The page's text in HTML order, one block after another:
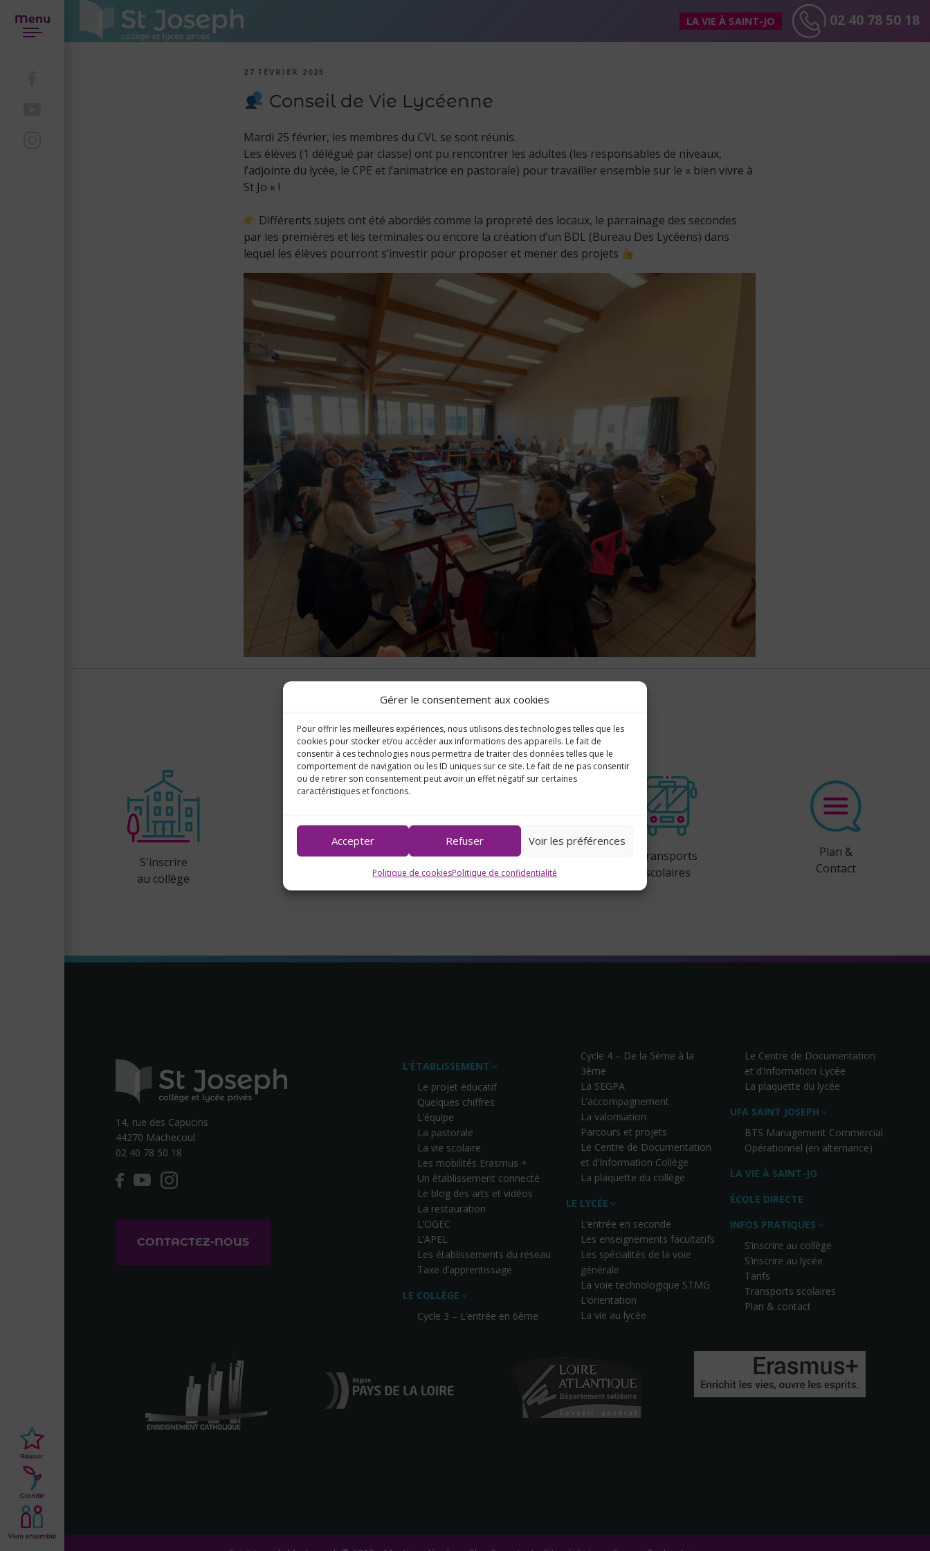
Gérer le consentement aux cookies
Pour offrir les meilleures expériences, nous utilisons des technologies telles que les
cookies pour stocker et/ou accéder aux informations des appareils. Le fait de
consentir à ces technologies nous permettra de traiter des données telles que le
comportement de navigation ou les ID uniques sur ce site. Le fait de ne pas consentir
ou de retirer son consentement peut avoir un effet négatif sur certaines
caractéristiques et fonctions.
Accepter Refuser Voir les préférences
Politique de cookiesPolitique de confidentialité
Menu LA VIE À SAINT-JO 02 40 78 50 18
27 FÉVRIER 2025
Conseil de Vie Lycéenne
Mardi 25 février, les membres du CVL se sont réunis.
Les élèves (1 délégué par classe) ont pu rencontrer les adultes (les responsables de niveaux,
l’adjointe du lycée, le CPE et l’animatrice en pastorale) pour travailler ensemble sur le « bien vivre à
St Jo » !
Différents sujets ont été abordés comme la propreté des locaux, le parrainage des secondes
par les premières et les terminales ou encore la création d’un BDL (Bureau Des Lycéens) dans
lequel les élèves pourront s’investir pour proposer et mener des projets
Infos pratiques
S'inscrire
au collège
tarifs
Transports
scolaires
Plan &
Contact
14, rue des Capucins
44270 Machecoul
02 40 78 50 18
CONTACTEZ-NOUS
L’ÉTABLISSEMENT
Le projet éducatif
Quelques chiffres
L’équipe
La pastorale
La vie scolaire
Les mobilités Erasmus +
Un établissement connecté
Le blog des arts et vidéos
La restauration
L’OGEC
L’APEL
Les établissements du réseau
Taxe d’apprentissage
LE COLLÈGE
Cycle 3 – L’entrée en 6ème
Cycle 4 – De la 5ème à la
3ème
La SEGPA
L’accompagnement
La valorisation
Parcours et projets
Le Centre de Documentation
et d’Information Collège
La plaquette du collège
LE LYCÉE
L’entrée en seconde
Les enseignements facultatifs
Les spécialités de la voie
générale
La voie technologique STMG
L’orientation
La vie au lycée
Le Centre de Documentation
et d’Information Lycée
La plaquette du lycée
UFA SAINT JOSEPH
BTS Management Commercial
Opérationnel (en alternance)
LA VIE À SAINT-JO
ÉCOLE DIRECTE
INFOS PRATIQUES
S’inscrire au collège
S’inscrire au lycée
Tarifs
Transports scolaires
Plan & contact